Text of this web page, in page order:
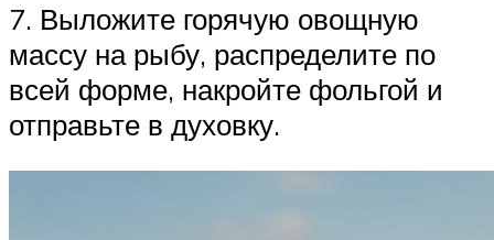
7. Выложите горячую овощную
массу на рыбу, распределите по
всей форме, накройте фольгой и
отправьте в духовку.